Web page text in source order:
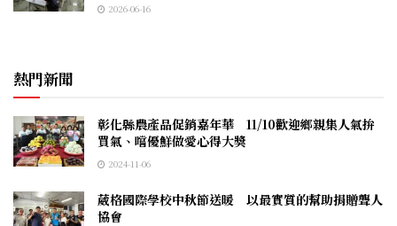
2026-06-16
熱門新聞
彰化縣農產品促銷嘉年華 11/10歡迎鄉親集人氣拚
買氣、嚐優鮮做愛心得大獎
2024-11-06
葳格國際學校中秋節送暖 以最實質的幫助捐贈聾人
協會